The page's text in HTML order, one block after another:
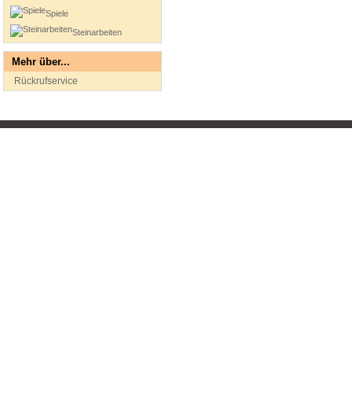
Spiele
Steinarbeiten
Mehr über...
Rückrufservice